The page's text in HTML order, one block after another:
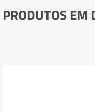
PRODUTOS EM
PRODUTOS